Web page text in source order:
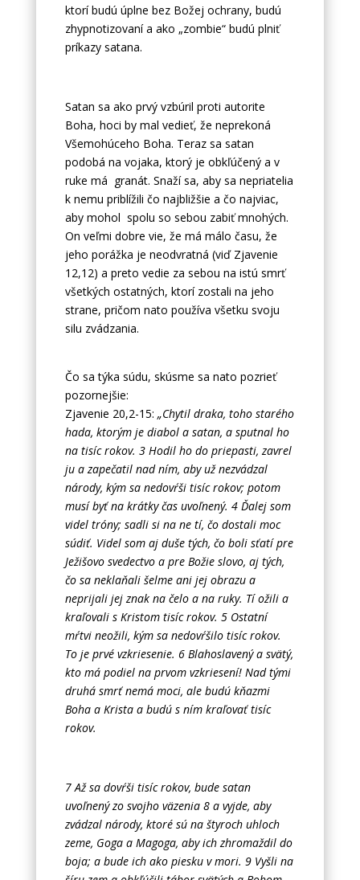
ktorí budú úplne bez Božej ochrany, budú
zhypnotizovaní a ako „zombie“ budú plniť
príkazy satana.
Satan sa ako prvý vzbúril proti autorite
Boha, hoci by mal vedieť, že neprekoná
Všemohúceho Boha. Teraz sa satan
podobá na vojaka, ktorý je obkľúčený a v
ruke má granát. Snaží sa, aby sa nepriatelia
k nemu priblížili čo najbližšie a čo najviac,
aby mohol spolu so sebou zabiť mnohých.
On veľmi dobre vie, že má málo času, že
jeho porážka je neodvratná (viď Zjavenie
12,12) a preto vedie za sebou na istú smrť
všetkých ostatných, ktorí zostali na jeho
strane, pričom nato používa všetku svoju
silu zvádzania.
Čo sa týka súdu, skúsme sa nato pozrieť
pozornejšie:
Zjavenie 20,2-15: „Chytil draka, toho starého
hada, ktorým je diabol a satan, a sputnal ho
na tisíc rokov. 3 Hodil ho do priepasti, zavrel
ju a zapečatil nad ním, aby už nezvádzal
národy, kým sa nedovŕši tisíc rokov; potom
musí byť na krátky čas uvoľnený. 4 Ďalej som
videl tróny; sadli si na ne tí, čo dostali moc
súdiť. Videl som aj duše tých, čo boli sťatí pre
Ježišovo svedectvo a pre Božie slovo, aj tých,
čo sa neklaňali šelme ani jej obrazu a
neprijali jej znak na čelo a na ruky. Tí ožili a
kraľovali s Kristom tisíc rokov. 5 Ostatní
mŕtvi neožili, kým sa nedovŕšilo tisíc rokov.
To je prvé vzkriesenie. 6 Blahoslavený a svätý,
kto má podiel na prvom vzkriesení! Nad tými
druhá smrť nemá moci, ale budú kňazmi
Boha a Krista a budú s ním kraľovať tisíc
rokov.
7 Až sa dovŕši tisíc rokov, bude satan
uvoľnený zo svojho väzenia 8 a vyjde, aby
zvádzal národy, ktoré sú na štyroch uhloch
zeme, Goga a Magoga, aby ich zhromaždil do
boja; a bude ich ako piesku v mori. 9 Vyšli na